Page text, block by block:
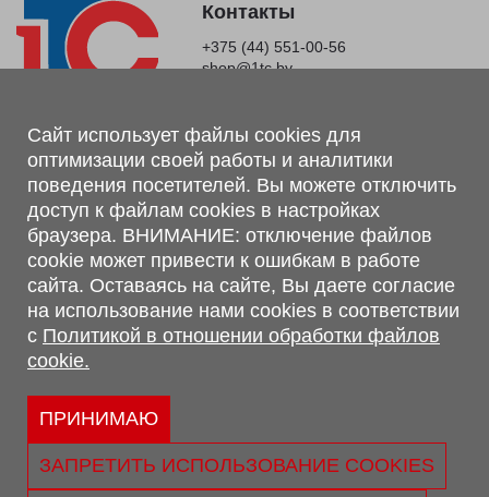
Контакты
+375 (44) 551-00-56
shop@1tc.by
Магазин, склад
г. Минск, Минский р-н, п. Привольный, ул. Мира, 20А,
223062
г. Брест, ул. Лейтенанта Рябцева, 108 В, 224701
Обращаем Ваше внимание, что вся предоставленная на сайте
информация, касающаяся комплектаций, технических
характеристик, цветовых сочетаний, а также стоимости и
сервисного обслуживания носит информационный характер и
не является публичной офертой, определяемой п.2 ст.407
Гражданского кодекса Республики Беларусь.
Политика обработки персональных данных
Политикой в отношении обработки файлов cookie.
Сайт использует файлы cookies для
оптимизации своей работы и аналитики
поведения посетителей. Вы можете отключить
доступ к файлам cookies в настройках
браузера. ВНИМАНИЕ: отключение файлов
cookie может привести к ошибкам в работе
сайта. Оставаясь на сайте, Вы даете согласие
на использование нами cookies в соответствии
с Политикой в отношении обработки файлов
cookie.
ПРИНИМАЮ
ЗАПРЕТИТЬ ИСПОЛЬЗОВАНИЕ COOKIES